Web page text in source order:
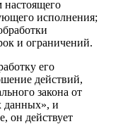
исполнения;
и ограничений.
его
действий,
закона от
данных», и
он действует